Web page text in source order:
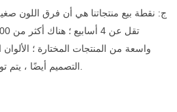
ج: نقطة بيع منتجاتنا هي أن فرق اللون
واسعة من المنتجات المختارة ؛
التصميم أيضًا ، يتم توفير خدمة بعد البيع بدوام كامل.